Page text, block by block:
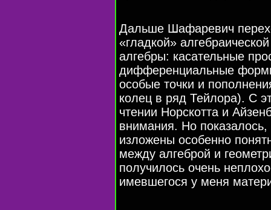
Дальше Шафаревич
«гладкой»
алгебры: касательные
дифференциальные
особые точки и
колец в ряд Тейлора). С
чтении Норскотта и
внимания. Но
изложены особенно
между алгеброй и
получилось очень
имевшегося у меня